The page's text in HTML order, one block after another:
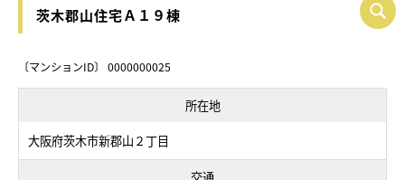
茨木郡山住宅Ａ１９棟
〔マンションID〕 0000000025
所在地
大阪府茨木市新郡山２丁目